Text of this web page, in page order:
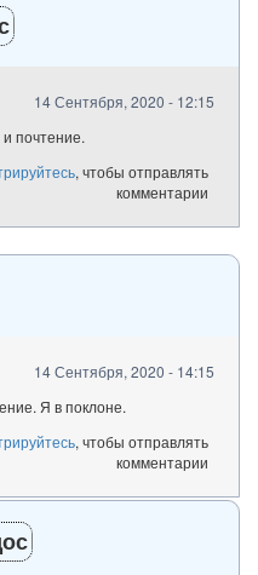
14 Сентября, 2020 - 12:15
почтение.
, чтобы отправлять
комментарии
14 Сентября, 2020 - 14:15
Я в поклоне.
, чтобы отправлять
комментарии